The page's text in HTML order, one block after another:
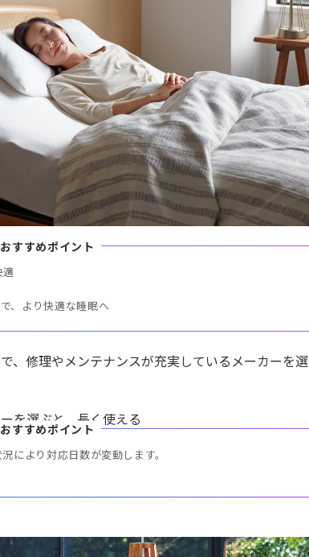
おすすめポイント
適
、より快適な睡眠へ
、修理やメンテナンスが充実しているメーカーを選
を選ぶと、長く使える
おすすめポイント
により対応日数が変動します。